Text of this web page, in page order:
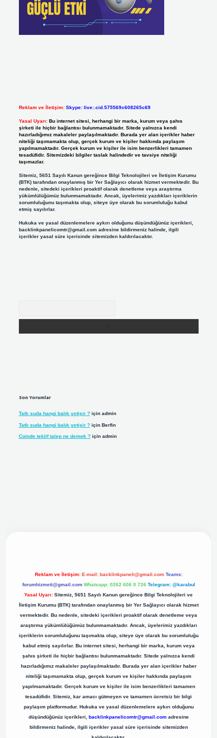
Reklam ve İletişim: Skype: live:.cid.575569c608265c69
Yasal Uyarı: Bu internet sitesi, herhangi bir marka, kurum veya şahıs
şirketi ile hiçbir bağlantısı bulunmamaktadır. Sitede yalnızca kendi
hazırladığımız makaleler paylaşılmaktadır. Burada yer alan içerikler haber
niteliği taşımamakta olup, gerçek kurum ve kişiler hakkında paylaşım
yapılmamaktadır. Gerçek kurum ve kişiler ile isim benzerlikleri tamamen
tesadüfidir. Sitemizdeki bilgiler taslak halindedir ve tavsiye niteliği
taşımazlar.
Sitemiz, 5651 Sayılı Kanun gereğince Bilgi Teknolojileri ve İletişim Kurumu
(BTK) tarafından onaylanmış bir Yer Sağlayıcı olarak hizmet vermektedir. Bu
nedenle, sitedeki içerikleri proaktif olarak denetleme veya araştırma
yükümlülüğümüz bulunmamaktadır. Ancak, üyelerimiz yazdıkları içeriklerin
sorumluluğunu taşımakta olup, siteye üye olarak bu sorumluluğu kabul
etmiş sayılırlar.
Hukuka ve yasal düzenlemelere aykırı olduğunu düşündüğünüz içerikleri,
backlinkpanelicomtr@gmail.comadresine bildirmeniz halinde, ilgili
içerikler yasal süre içerisinde sitemizden kaldırılacaktır.
Son Yorumlar
Tatlı suda hangi balık yetişir ?için admin
Tatlı suda hangi balık yetişir ?için Berfin
Coinde teklif talep ne demek ?için admin
Reklam ve İletişim: E-mail: backlinkpaneli@gmail.com Teams:
forumhizmeti@gmail.com Whatsapp: 0262 606 0 726 Telegram: @karabul
Yasal Uyarı: Sitemiz, 5651 Sayılı Kanun gereğince Bilgi Teknolojileri ve
İletişim Kurumu (BTK) tarafından onaylanmış bir Yer Sağlayıcı olarak hizmet
vermektedir. Bu nedenle, sitedeki içerikleri proaktif olarak denetleme veya
araştırma yükümlülüğümüz bulunmamaktadır. Ancak, üyelerimiz yazdıkları
içeriklerin sorumluluğunu taşımakta olup, siteye üye olarak bu sorumluluğu
kabul etmiş sayılırlar. Bu internet sitesi, herhangi bir marka, kurum veya
şahıs şirketi ile hiçbir bağlantısı bulunmamaktadır. Sitede yalnızca kendi
hazırladığımız makaleler paylaşılmaktadır. Burada yer alan içerikler haber
niteliği taşımamakta olup, gerçek kurum ve kişiler hakkında paylaşım
yapılmamaktadır. Gerçek kurum ve kişiler ile isim benzerlikleri tamamen
tesadüfidir. Sitemiz, kar amacı gütmeyen ve tamamen ücretsiz bir bilgi
paylaşım platformudur. Hukuka ve yasal düzenlemelere aykırı olduğunu
düşündüğünüz içerikleri, backlinkpanelicomtr@gmail.comadresine
bildirmeniz halinde, ilgili içerikler yasal süre içerisinde sitemizden